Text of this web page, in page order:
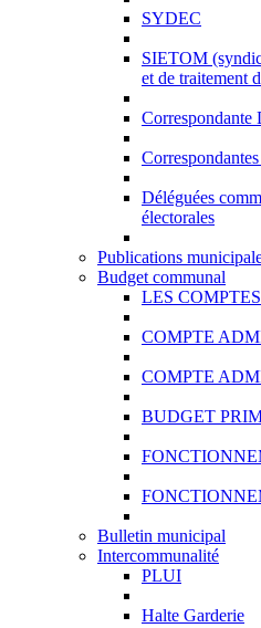
SYDEC
SIETOM
et de traitement
Correspondante
Déléguées
électorales
Publications
Budget communal
LES
COMPTE
COMPTE
BUDGET
Bulletin municipal
Intercommunalité
PLUI
Halte Garderie